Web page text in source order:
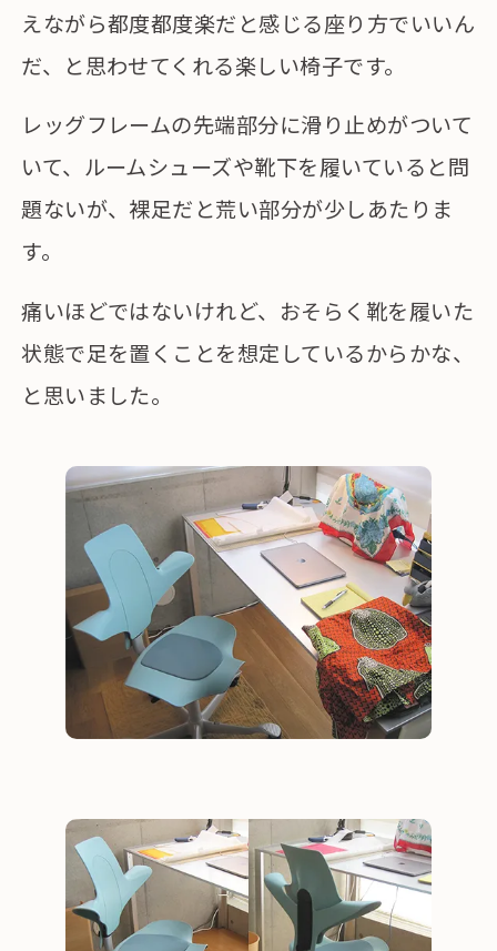
えながら都度都度楽だと感じる座り方でいいん
だ、と思わせてくれる楽しい椅子です。
レッグフレームの先端部分に滑り止めがついて
いて、ルームシューズや靴下を履いていると問
題ないが、裸足だと荒い部分が少しあたりま
す。
痛いほどではないけれど、おそらく靴を履いた
状態で足を置くことを想定しているからかな、
と思いました。